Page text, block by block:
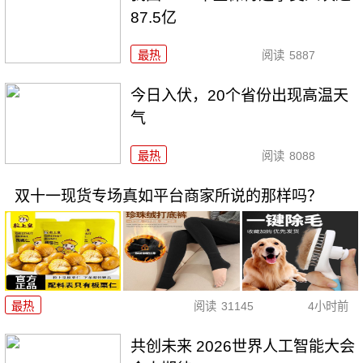
87.5亿
最热 阅读 5887
今日入伏，20个省份出现高温天
气
最热 阅读 8088
双十一现货专场真如平台商家所说的那样吗？
最热 阅读 31145 4小时前
共创未来 2026世界人工智能大会